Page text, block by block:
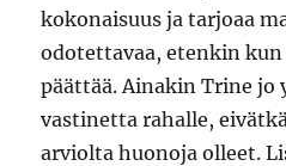
kokonaisuus ja tarjoaa
odotettavaa, etenkin
päättää. Ainakin Trine jo
vastinetta rahalle,
arviolta huonoja olleet.